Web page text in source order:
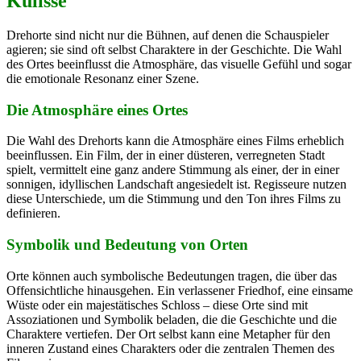
Drehorte sind nicht nur die Bühnen, auf denen die Schauspieler
agieren; sie sind oft selbst Charaktere in der Geschichte. Die Wahl
des Ortes beeinflusst die Atmosphäre, das visuelle Gefühl und sogar
die emotionale Resonanz einer Szene.
Die Atmosphäre eines Ortes
Die Wahl des Drehorts kann die Atmosphäre eines Films erheblich
beeinflussen. Ein Film, der in einer düsteren, verregneten Stadt
spielt, vermittelt eine ganz andere Stimmung als einer, der in einer
sonnigen, idyllischen Landschaft angesiedelt ist. Regisseure nutzen
diese Unterschiede, um die Stimmung und den Ton ihres Films zu
definieren.
Symbolik und Bedeutung von Orten
Orte können auch symbolische Bedeutungen tragen, die über das
Offensichtliche hinausgehen. Ein verlassener Friedhof, eine einsame
Wüste oder ein majestätisches Schloss – diese Orte sind mit
Assoziationen und Symbolik beladen, die die Geschichte und die
Charaktere vertiefen. Der Ort selbst kann eine Metapher für den
inneren Zustand eines Charakters oder die zentralen Themen des